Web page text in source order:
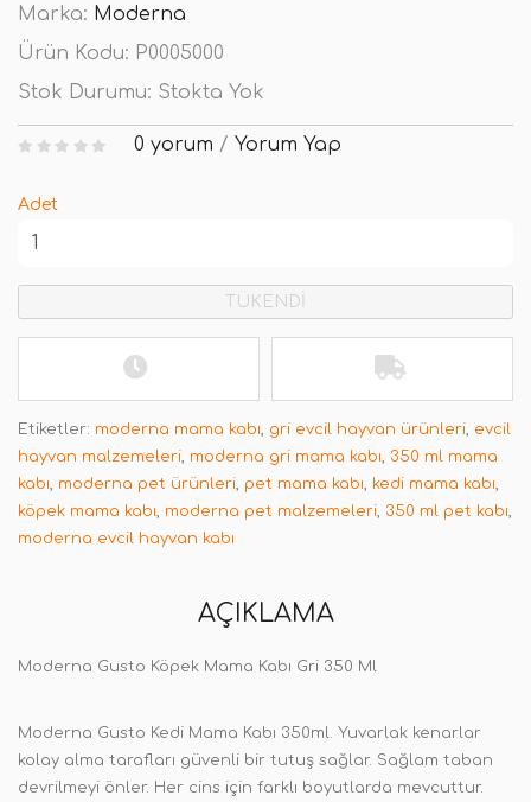
Marka: Moderna
Ürün Kodu: P0005000
Stok Durumu: Stokta Yok
0 yorum / Yorum Yap
Adet
TÜKENDİ
Etiketler: moderna mama kabı, gri evcil hayvan ürünleri, evcil
hayvan malzemeleri, moderna gri mama kabı, 350 ml mama
kabı, moderna pet ürünleri, pet mama kabı, kedi mama kabı,
köpek mama kabı, moderna pet malzemeleri, 350 ml pet kabı,
moderna evcil hayvan kabı
AÇIKLAMA
Moderna Gusto Köpek Mama Kabı Gri 350 Ml
Moderna Gusto Kedi Mama Kabı 350ml. Yuvarlak kenarlar
kolay alma tarafları güvenli bir tutuş sağlar. Sağlam taban
devrilmeyi önler. Her cins için farklı boyutlarda mevcuttur.